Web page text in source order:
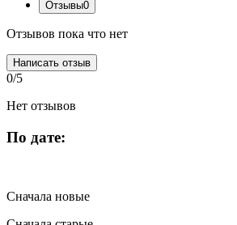
Отзывы0
Отзывов пока что нет
Написать отзыв
0/5
Нет отзывов
По дате:
Сначала новые